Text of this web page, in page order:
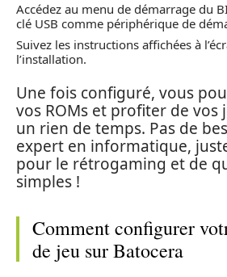
Accédez au menu de démarrage du
clé USB comme périphérique de
Suivez les instructions affichées à
l’installation.
Une fois configuré, vous
vos ROMs et profiter de vos
un rien de temps. Pas de
expert en informatique,
pour le rétrogaming et de
simples !
Comment configurer
de jeu sur Batocera